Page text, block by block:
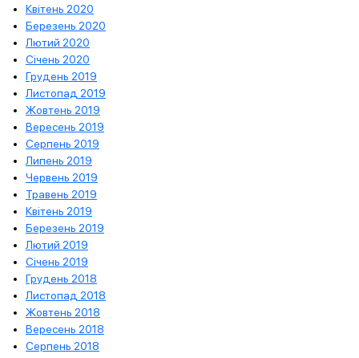
Квітень 2020
Березень 2020
Лютий 2020
Січень 2020
Грудень 2019
Листопад 2019
Жовтень 2019
Вересень 2019
Серпень 2019
Липень 2019
Червень 2019
Травень 2019
Квітень 2019
Березень 2019
Лютий 2019
Січень 2019
Грудень 2018
Листопад 2018
Жовтень 2018
Вересень 2018
Серпень 2018